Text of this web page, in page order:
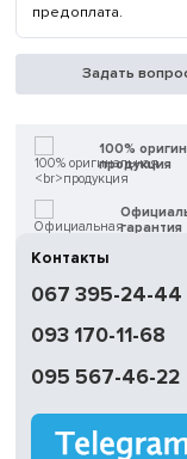
предоплата.
Задать
100%
продукция
гарантия
Обмен |
без
Контакты
067 395-24-44
093 170-11-68
095 567-46-22